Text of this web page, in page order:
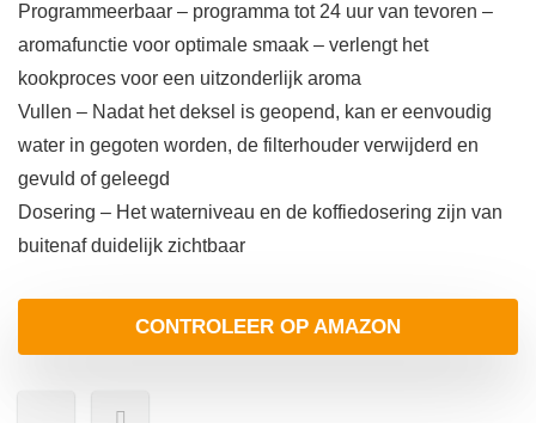
Programmeerbaar – programma tot 24 uur van tevoren –
aromafunctie voor optimale smaak – verlengt het
kookproces voor een uitzonderlijk aroma
Vullen – Nadat het deksel is geopend, kan er eenvoudig
water in gegoten worden, de filterhouder verwijderd en
gevuld of geleegd
Dosering – Het waterniveau en de koffiedosering zijn van
buitenaf duidelijk zichtbaar
CONTROLEER OP AMAZON